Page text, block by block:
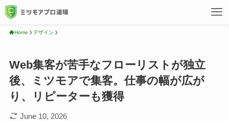
Home デザイン
Web集客が苦手なフローリストが独立
後、ミツモアで集客。仕事の幅が広が
り、リピーターも獲得
June 10, 2026